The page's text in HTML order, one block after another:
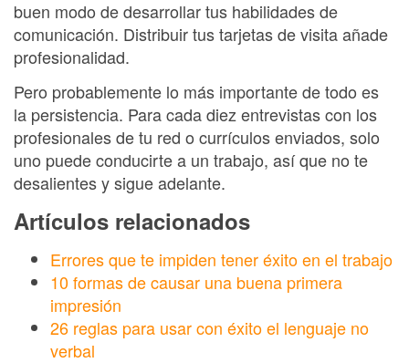
buen modo de desarrollar tus habilidades de
comunicación. Distribuir tus tarjetas de visita añade
profesionalidad.
Pero probablemente lo más importante de todo es
la persistencia. Para cada diez entrevistas con los
profesionales de tu red o currículos enviados, solo
uno puede conducirte a un trabajo, así que no te
desalientes y sigue adelante.
Artículos relacionados
Errores que te impiden tener éxito en el trabajo
10 formas de causar una buena primera
impresión
26 reglas para usar con éxito el lenguaje no
verbal